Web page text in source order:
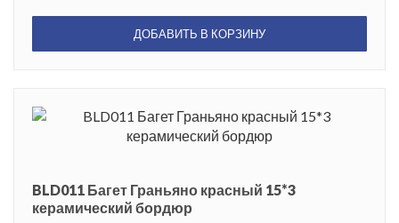
ДОБАВИТЬ В КОРЗИНУ
BLD011 Багет Граньяно красный 15*3
керамический бордюр